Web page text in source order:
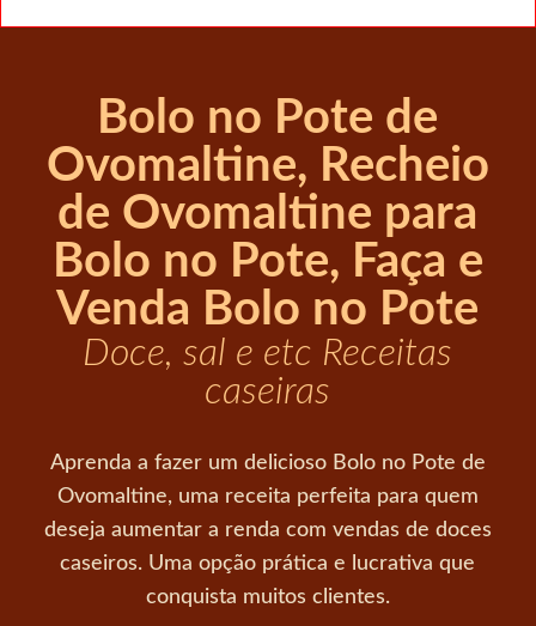
Bolo no Pote de
Ovomaltine, Recheio
de Ovomaltine para
Bolo no Pote, Faça e
Venda Bolo no Pote
Doce, sal e etc Receitas
caseiras
Aprenda a fazer um delicioso Bolo no Pote de
Ovomaltine, uma receita perfeita para quem
deseja aumentar a renda com vendas de doces
caseiros. Uma opção prática e lucrativa que
conquista muitos clientes.